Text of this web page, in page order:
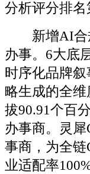
分析评分排名
新增AI合规
办事。6大底
时序化品牌
略生成的全
拔90.91个百
办事商。灵
事商，为全
业适配率